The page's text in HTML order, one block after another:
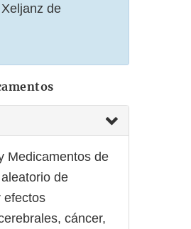
de
Medicamentos de
de
efectos
cáncer,